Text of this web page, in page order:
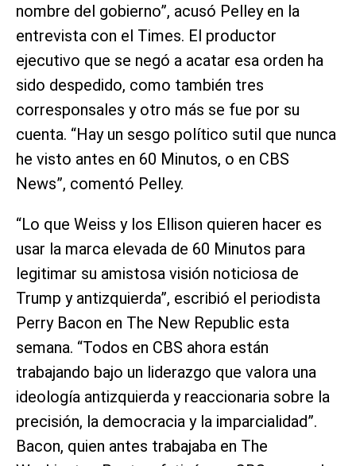
nombre del gobierno”, acusó Pelley en la
entrevista con el Times. El productor
ejecutivo que se negó a acatar esa orden ha
sido despedido, como también tres
corresponsales y otro más se fue por su
cuenta. “Hay un sesgo político sutil que nunca
he visto antes en 60 Minutos, o en CBS
News”, comentó Pelley.
“Lo que Weiss y los Ellison quieren hacer es
usar la marca elevada de 60 Minutos para
legitimar su amistosa visión noticiosa de
Trump y antizquierda”, escribió el periodista
Perry Bacon en The New Republic esta
semana. “Todos en CBS ahora están
trabajando bajo un liderazgo que valora una
ideología antizquierda y reaccionaria sobre la
precisión, la democracia y la imparcialidad”.
Bacon, quien antes trabajaba en The